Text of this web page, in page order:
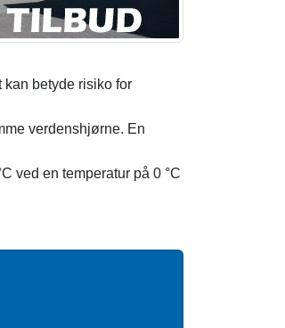
kan betyde risiko for
verdenshjørne. En
ved en temperatur på 0 °C